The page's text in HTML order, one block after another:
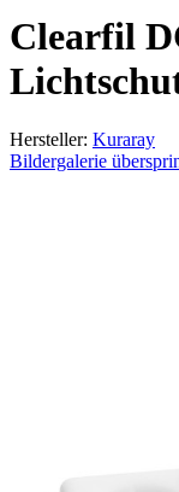
Clearfil
Hersteller: Kuraray
Bildergalerie